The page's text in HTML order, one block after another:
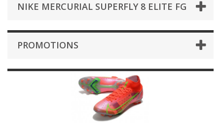
NIKE MERCURIAL SUPERFLY 8 ELITE FG
PROMOTIONS